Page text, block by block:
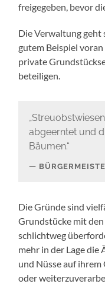
freigegeben, bevor
Die Verwaltung
gutem Beispiel
private
beteiligen.
abgeerntet und
Bäumen.“
Die Gründe sind
Grundstücke mit
schlichtweg
mehr in der Lage
und Nüsse auf
oder